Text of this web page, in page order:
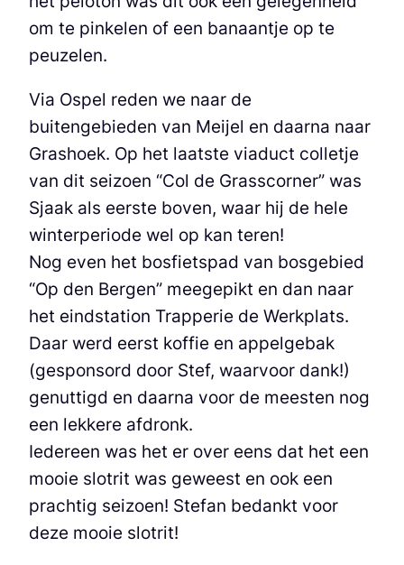
om te pinkelen of een banaantje op te
peuzelen.
Via Ospel reden we naar de
buitengebieden van Meijel en daarna naar
Grashoek. Op het laatste viaduct colletje
van dit seizoen “Col de Grasscorner” was
Sjaak als eerste boven, waar hij de hele
winterperiode wel op kan teren!
Nog even het bosfietspad van bosgebied
“Op den Bergen” meegepikt en dan naar
het eindstation Trapperie de Werkplats.
Daar werd eerst koffie en appelgebak
(gesponsord door Stef, waarvoor dank!)
genuttigd en daarna voor de meesten nog
een lekkere afdronk.
Iedereen was het er over eens dat het een
mooie slotrit was geweest en ook een
prachtig seizoen! Stefan bedankt voor
deze mooie slotrit!